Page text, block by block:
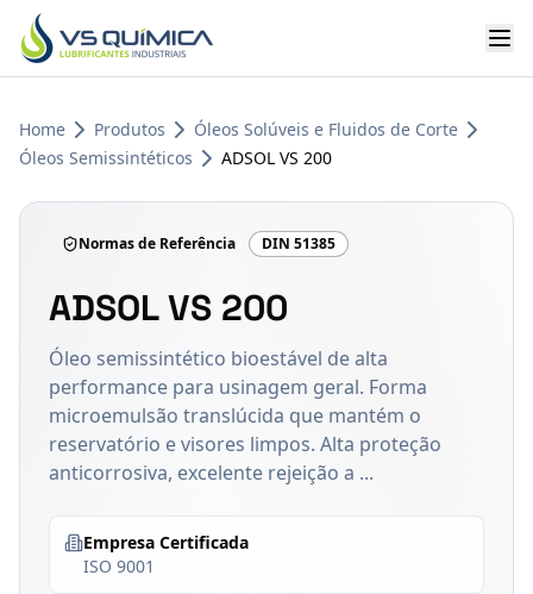
Ir para o conteúdo principal
Home Produtos
Óleos Solúveis e Fluidos de Corte
Óleos Semissintéticos
ADSOL VS 200
Normas de Referência DIN 51385
ADSOL VS 200
Óleo semissintético bioestável de alta
performance para usinagem geral. Forma
microemulsão translúcida que mantém o
reservatório e visores limpos. Alta proteção
anticorrosiva, excelente rejeição a ...
Empresa Certificada
ISO 9001